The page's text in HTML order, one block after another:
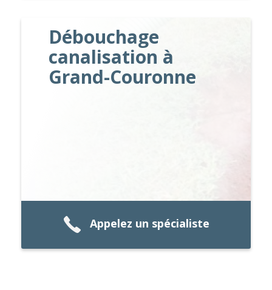
Débouchage
canalisation à
Grand-Couronne
Appelez un spécialiste